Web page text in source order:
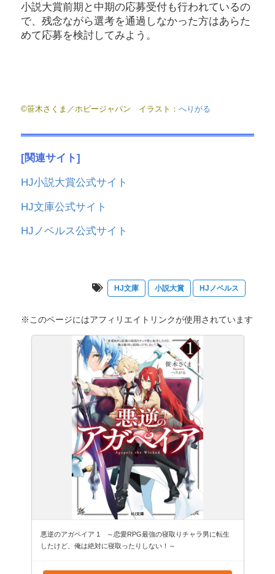
小説大賞前期と中期の応募受付も行われているの
で、残念ながら選考を通過しなかった方はあらた
めて応募を検討してみよう。
©笹木さくま／ホビージャパン イラスト： へりがる
[関連サイト]
HJ小説大賞公式サイト
HJ文庫公式サイト
HJノベルス公式サイト
HJ文庫 小説大賞 HJノベルス
※このページにはアフィリエイトリンクが使用されています
悪逆のアガペイア 1 ～恋愛RPG最強の寝取りチャラ男に転生
したけど、俺は絶対に寝取ったりしない！～